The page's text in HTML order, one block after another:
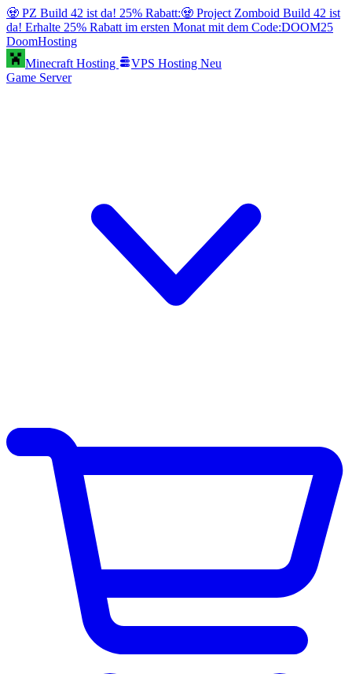
🧟 PZ Build 42 ist da! 25% Rabatt:🧟 Project Zomboid Build 42 ist
da! Erhalte 25% Rabatt im ersten Monat mit dem Code:DOOM25
DoomHosting
Minecraft Hosting
VPS Hosting Neu
Game Server